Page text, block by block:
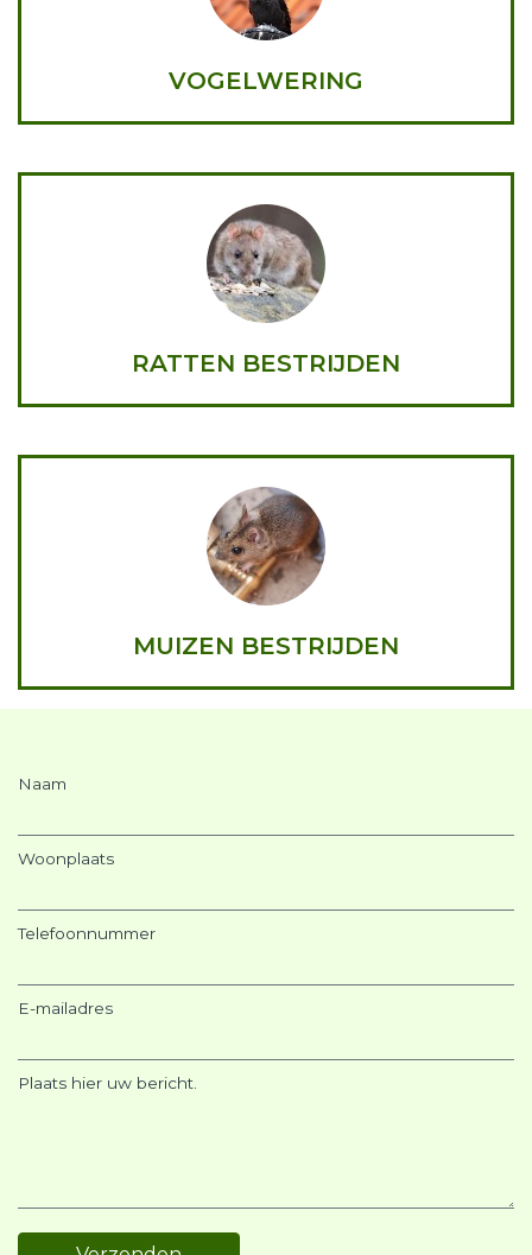
VOGELWERING
RATTEN BESTRIJDEN
MUIZEN BESTRIJDEN
Naam
Woonplaats
Telefoonnummer
E-mailadres
Plaats hier uw bericht.